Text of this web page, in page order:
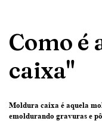
Como é
caixa"
Moldura caixa é aquela
emoldurando gravuras e